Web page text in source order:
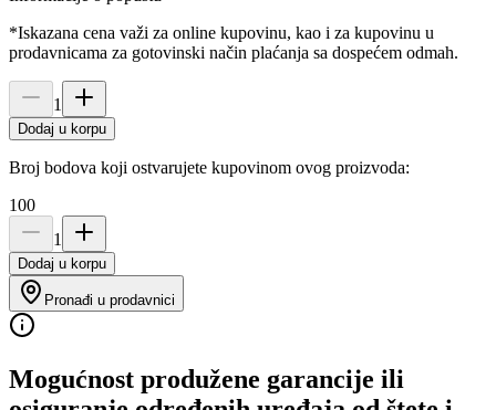
*Iskazana cena važi za online kupovinu, kao i za kupovinu u
prodavnicama za gotovinski način plaćanja sa dospećem odmah.
1
Dodaj u korpu
Broj bodova koji ostvarujete kupovinom ovog proizvoda:
100
1
Dodaj u korpu
Pronađi u prodavnici
Mogućnost produžene garancije ili